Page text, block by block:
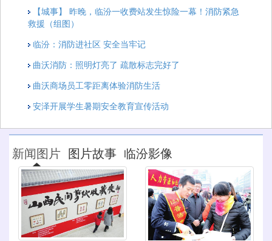
【城事】 昨晚，临汾一收费站发生惊险一幕！消防紧急
救援（组图）
临汾：消防进社区 安全当牢记
曲沃消防：照明灯亮了 疏散标志完好了
曲沃商场员工零距离体验消防生活
安泽开展学生暑期安全教育宣传活动
新闻图片 图片故事 临汾影像